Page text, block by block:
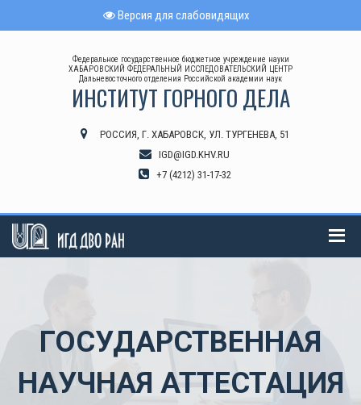
Версия для слабовидящих
Федеральное государственное бюджетное учреждение науки
ХАБАРОВСКИЙ ФЕДЕРАЛЬНЫЙ ИССЛЕДОВАТЕЛЬСКИЙ ЦЕНТР
Дальневосточного отделения Российской академии наук
ИНСТИТУТ ГОРНОГО ДЕЛА
РОССИЯ, Г. ХАБАРОВСК, УЛ. ТУРГЕНЕВА, 51
IGD@IGD.KHV.RU
+7 (4212) 31-17-32
ГОСУДАРСТВЕННАЯ
НАУЧНАЯ АТТЕСТАЦИЯ